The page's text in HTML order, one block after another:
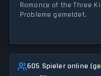
Romance of the Three
Probleme gemeldet.
605 Spieler online